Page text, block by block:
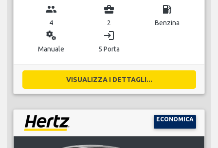
group
4
business_center
2
local_gas_station
Benzina
miscellaneous_services
Manuale
login
5 Porta
VISUALIZZA I DETTAGLI...
ECONOMICA